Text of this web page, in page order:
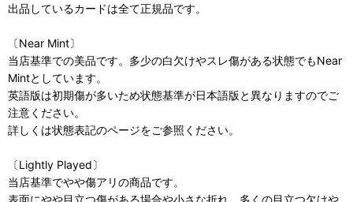
出品しているカードは全て正規品です。
〔Near Mint〕
当店基準での美品です。多少の白欠けやスレ傷がある状態でもNear
Mintとしています。
英語版は初期傷が多いため状態基準が日本語版と異なりますのでご
注意ください。
詳しくは状態表記のページをご参照ください。
〔Lightly Played〕
当店基準でやや傷アリの商品です。
表面にやや目立つ傷がある場合や小さな折れ、多くの目立つ欠けや